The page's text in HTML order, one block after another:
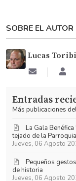
SOBRE EL AUTOR
Lucas
Suscribirse
las
Entradas
Más publicaciones
Jueves, 06 Agosto
La Gala
tejado de la
Jueves, 06 Agosto
Pequeños
de historia